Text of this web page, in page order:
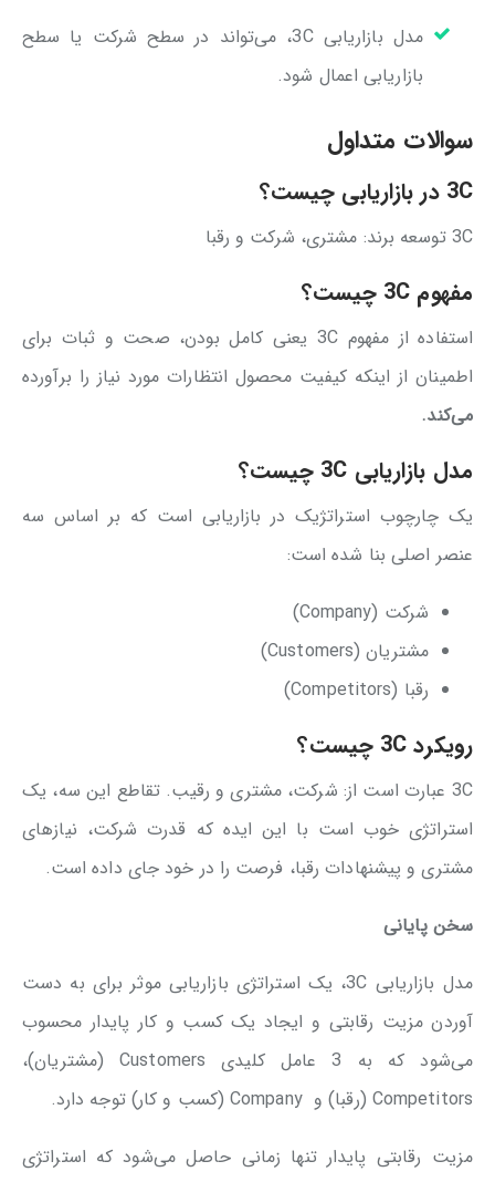
مدل بازاریابی 3C، می‌تواند در سطح شرکت یا سطح
بازاریابی اعمال شود.
سوالات متداول
3C در بازاریابی چیست؟
3C توسعه برند: مشتری، شرکت و رقبا
مفهوم 3C چیست؟
استفاده از مفهوم 3C یعنی کامل بودن، صحت و ثبات برای
اطمینان از اینکه کیفیت محصول انتظارات مورد نیاز را برآورده
می‌کند.
مدل بازاریابی 3C چیست؟
یک چارچوب استراتژیک در بازاریابی است که بر اساس سه
عنصر اصلی بنا شده است:
شرکت (Company)
مشتریان (Customers)
رقبا (Competitors)
رویکرد 3C چیست؟
3C عبارت است از: شرکت، مشتری و رقیب. تقاطع این سه، یک
استراتژی خوب است با این ایده که قدرت شرکت، نیازهای
مشتری و پیشنهادات رقبا، فرصت را در خود جای داده است.
سخن پایانی
مدل بازاریابی 3C، یک استراتژی بازاریابی موثر برای به دست
آوردن مزیت رقابتی و ایجاد یک کسب و کار پایدار محسوب
می‌شود که به 3 عامل کلیدی Customers (مشتریان)،
Competitors (رقبا) و Company (کسب‌ و کار) توجه دارد.
مزیت رقابتی پایدار تنها زمانی حاصل می‌شود که استراتژی